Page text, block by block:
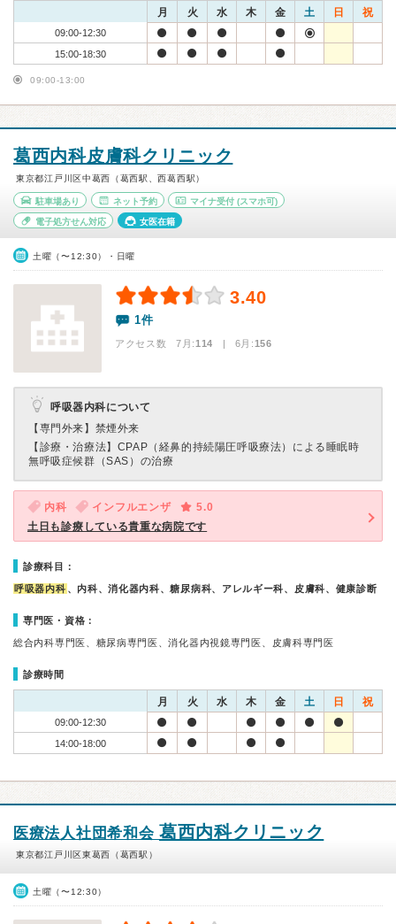
月 火 水 木 金 土 日 祝
09:00-12:30
15:00-18:30
09:00-13:00
葛西内科皮膚科クリニック
東京都江戸川区中葛西（葛西駅、西葛西駅）
駐車場あり ネット予約 マイナ受付 (スマホ可)
電子処方せん対応 女医在籍
土曜（〜12:30）・日曜
3.40
1件
アクセス数 7月:114 | 6月:156
呼吸器内科について
【専門外来】 禁煙外来
【診療・治療法】 CPAP（経鼻的持続陽圧呼吸療法）による睡眠時
無呼吸症候群（SAS）の治療
内科 インフルエンザ
5.0
土日も診療している貴重な病院です
診療科目：
呼吸器内科 、内科、消化器内科、糖尿病科、アレルギー科、皮膚科、健康診断
専門医・資格：
総合内科専門医、糖尿病専門医、消化器内視鏡専門医、皮膚科専門医
診療時間
月 火 水 木 金 土 日 祝
09:00-12:30
14:00-18:00
医療法人社団希和会 葛西内科クリニック
東京都江戸川区東葛西（葛西駅）
土曜（〜12:30）